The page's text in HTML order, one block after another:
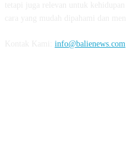
info@balienews.com